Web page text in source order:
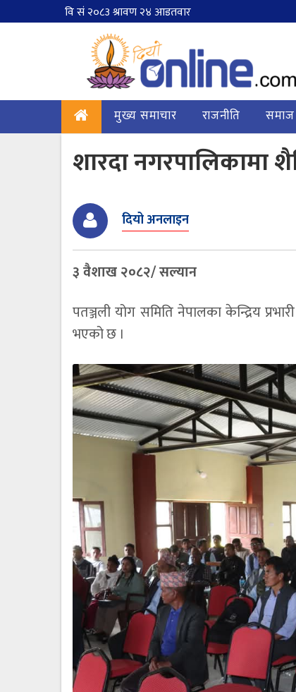
मुख्य समाचार राजनीति समाज
शारदा नगरपालिकामा
दियो अनलाइन
३ वैशाख २०८२/ सल्यान
पतञ्जली योग समिति नेपालका केन्द्रिय
भएको छ ।